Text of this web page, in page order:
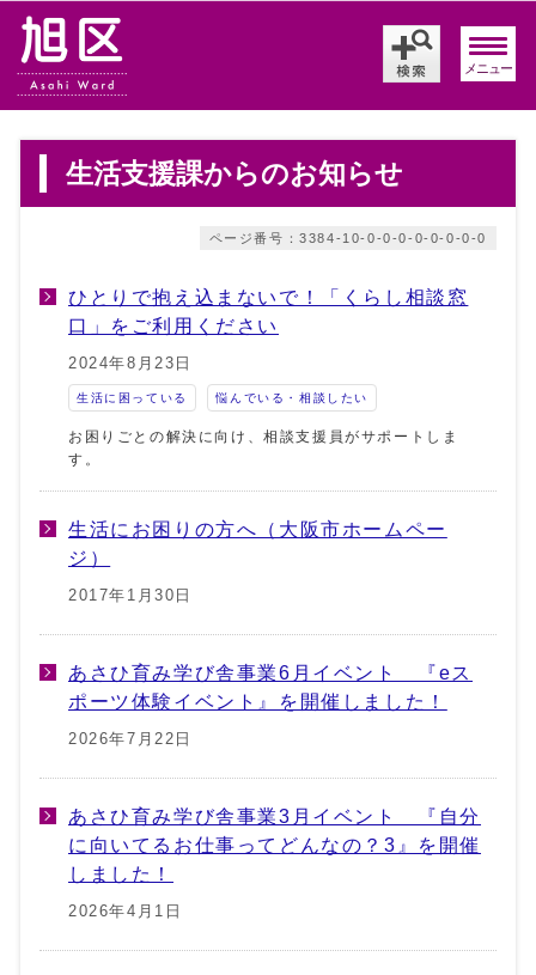
メニュー
生活支援課からのお知らせ
ページ番号：3384-10-0-0-0-0-0-0-0-0
ひとりで抱え込まないで！「くらし相談窓
口」をご利用ください
2024年8月23日
生活に困っている 悩んでいる・相談したい
お困りごとの解決に向け、相談支援員がサポートしま
す。
生活にお困りの方へ（大阪市ホームペー
ジ）
2017年1月30日
あさひ育み学び舎事業6月イベント 『eス
ポーツ体験イベント』を開催しました！
2026年7月22日
あさひ育み学び舎事業3月イベント 『自分
に向いてるお仕事ってどんなの？3』を開催
しました！
2026年4月1日